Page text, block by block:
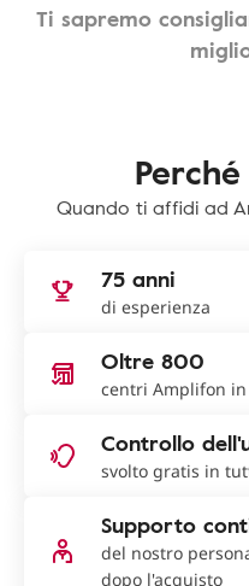
Ti sapremo
Quando ti affidi ad
75 anni
di esperienza
Oltre 800
centri Amplifon
Controllo
svolto gratis in
Supporto
del nostro
dopo l'acquisto